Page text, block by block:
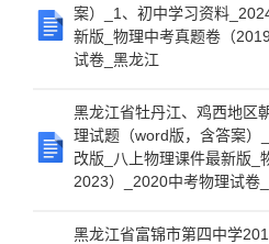
案）_1、初中学习资料
新版_物理中考真题卷（
试卷_黑龙江
黑龙江省牡丹江、鸡西地区
理试题（word版，含答案）
改版_八上物理课件最新版_
2023）_2020中考物理试卷
黑龙江省富锦市第四中学